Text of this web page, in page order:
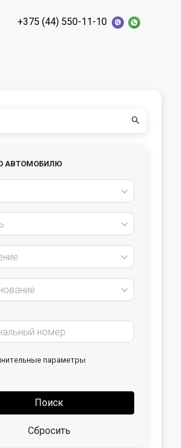
+375 (44) 550-11-10
АВТОМОБИЛЮ
параметры
Поиск
Сбросить